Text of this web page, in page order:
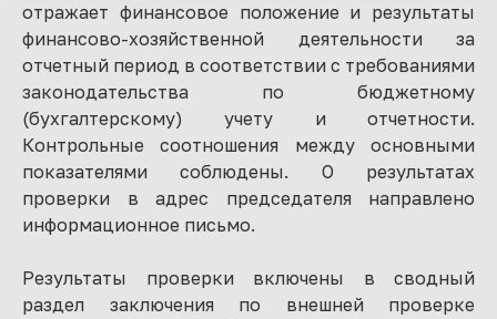
отражает финансовое положение и результаты
финансово-хозяйственной деятельности за
отчетный период в соответствии с требованиями
законодательства по бюджетному
(бухгалтерскому) учету и отчетности.
Контрольные соотношения между основными
показателями соблюдены. О результатах
проверки в адрес председателя направлено
информационное письмо.
Результаты проверки включены в сводный
раздел заключения по внешней проверке